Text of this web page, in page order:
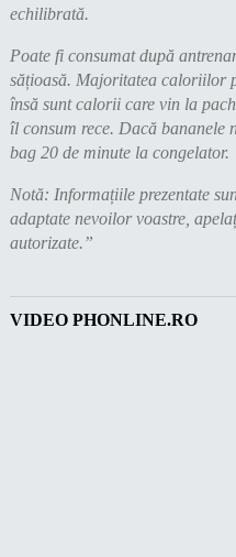
echilibrată.
Poate fi consumat după
sățioasă. Majoritatea caloriilor
însă sunt calorii care vin la
îl consum rece. Dacă bananele
bag 20 de minute la congelator.
Notă: Informațiile prezentate
adaptate nevoilor voastre,
autorizate.”
VIDEO PHONLINE.RO